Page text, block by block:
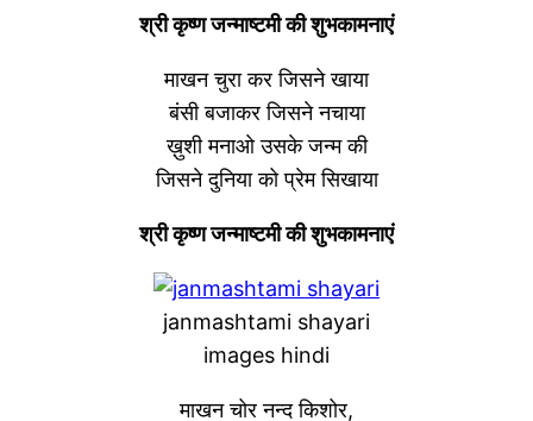
श्री कृष्ण जन्माष्टमी की शुभकामनाएं
माखन चुरा कर जिसने खाया
बंसी बजाकर जिसने नचाया
ख़ुशी मनाओ उसके जन्म की
जिसने दुनिया को प्रेम सिखाया
श्री कृष्ण जन्माष्टमी की शुभकामनाएं
janmashtami shayari
images hindi
माखन चोर नन्द किशोर,